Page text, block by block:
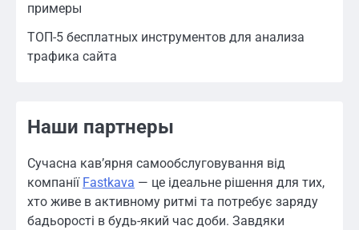
примеры
ТОП-5 бесплатных инструментов для анализа
трафика сайта
Наши партнеры
Сучасна кав’ярня самообслуговування від
компанії Fastkava — це ідеальне рішення для тих,
хто живе в активному ритмі та потребує заряду
бадьорості в будь-який час доби. Завдяки